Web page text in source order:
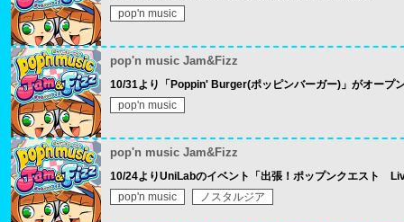
pop'n music
pop'n music Jam&Fizz
10/31より「Poppin' Burger(ポッピンバーガー)」がオープ
pop'n music
pop'n music Jam&Fizz
10/24よりUniLabのイベント「出張！ポップンクエスト
pop'n music
ノスタルジア